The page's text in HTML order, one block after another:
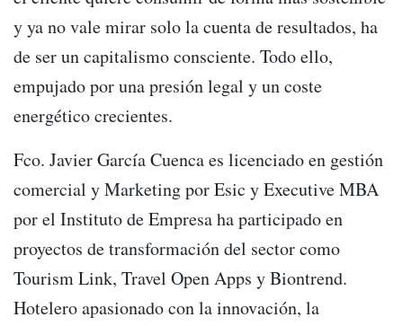
y ya no vale mirar solo la cuenta de resultados, ha
de ser un capitalismo consciente. Todo ello,
empujado por una presión legal y un coste
energético crecientes.
Fco. Javier García Cuenca es licenciado en gestión
comercial y Marketing por Esic y Executive MBA
por el Instituto de Empresa ha participado en
proyectos de transformación del sector como
Tourism Link, Travel Open Apps y Biontrend.
Hotelero apasionado con la innovación, la